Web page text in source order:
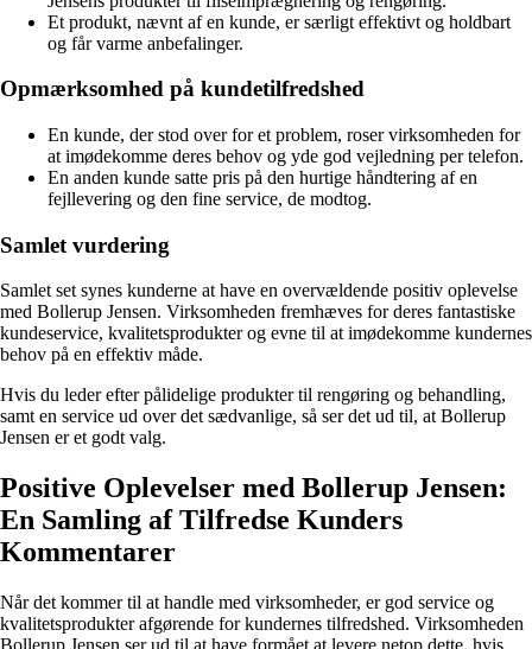
Et produkt, nævnt af en kunde, er særligt effektivt og holdbart
og får varme anbefalinger.
Opmærksomhed på kundetilfredshed
En kunde, der stod over for et problem, roser virksomheden for
at imødekomme deres behov og yde god vejledning per telefon.
En anden kunde satte pris på den hurtige håndtering af en
fejllevering og den fine service, de modtog.
Samlet vurdering
Samlet set synes kunderne at have en overvældende positiv oplevelse
med Bollerup Jensen. Virksomheden fremhæves for deres fantastiske
kundeservice, kvalitetsprodukter og evne til at imødekomme kundernes
behov på en effektiv måde.
Hvis du leder efter pålidelige produkter til rengøring og behandling,
samt en service ud over det sædvanlige, så ser det ud til, at Bollerup
Jensen er et godt valg.
Positive Oplevelser med Bollerup Jensen:
En Samling af Tilfredse Kunders
Kommentarer
Når det kommer til at handle med virksomheder, er god service og
kvalitetsprodukter afgørende for kundernes tilfredshed. Virksomheden